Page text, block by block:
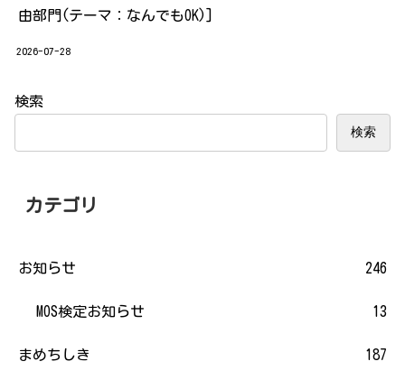
由部門(テーマ：なんでもOK)]
2026-07-28
検索
検索
カテゴリ
お知らせ 246
MOS検定お知らせ 13
まめちしき 187